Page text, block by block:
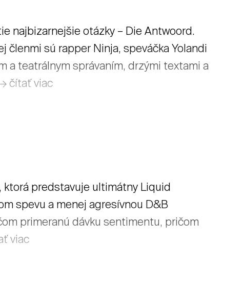
najbizarnejšie otázky – Die Antwoord.
členmi sú rapper Ninja, speváčka Yolandi
a teatrálnym správaním, drzými textami a
čítať viac
ktorá predstavuje ultimátny Liquid
spevu a menej agresívnou D&B
primeranú dávku sentimentu, pričom
viac